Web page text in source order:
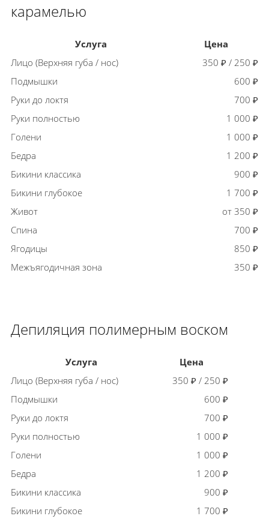
карамелью
Услуга
Цена
Лицо (Верхняя губа / нос)
350 ₽ / 250 ₽
Подмышки
600 ₽
Руки до локтя
700 ₽
Руки полностью
1 000 ₽
Голени
1 000 ₽
Бедра
1 200 ₽
Бикини классика
900 ₽
Бикини глубокое
1 700 ₽
Живот
от 350 ₽
Спина
700 ₽
Ягодицы
850 ₽
Межъягодичная зона
350 ₽
Депиляция полимерным воском
Услуга
Цена
Лицо (Верхняя губа / нос)
350 ₽ / 250 ₽
Подмышки
600 ₽
Руки до локтя
700 ₽
Руки полностью
1 000 ₽
Голени
1 000 ₽
Бедра
1 200 ₽
Бикини классика
900 ₽
Бикини глубокое
1 700 ₽